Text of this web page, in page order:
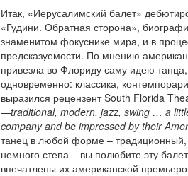
Итак, «Иерусалимский балет»
«Гудини. Обратная сторона»,
знаменитом фокуснике мира, и в
предсказуемости. По мнению
привезла во Флориду саму идею
одновременно: классика,
выразился рецензент South Florida
—traditional, modern, jazz, swing … a
company and be impressed by their
танец в любой форме –
немного степа – вы полюбите эту
впечатлены их американской